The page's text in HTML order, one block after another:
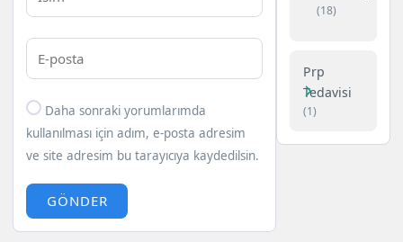
Daha sonraki yorumlarımda
kullanılması için adım, e-posta adresim
ve site adresim bu tarayıcıya kaydedilsin.
GÖNDER
(18)
Prp
Tedavisi
(1)